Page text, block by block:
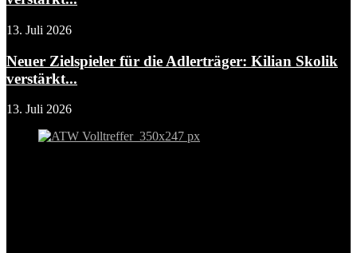
13. Juli 2026
Neuer Zielspieler für die Adlerträger: Kilian Skolik
verstärkt...
13. Juli 2026